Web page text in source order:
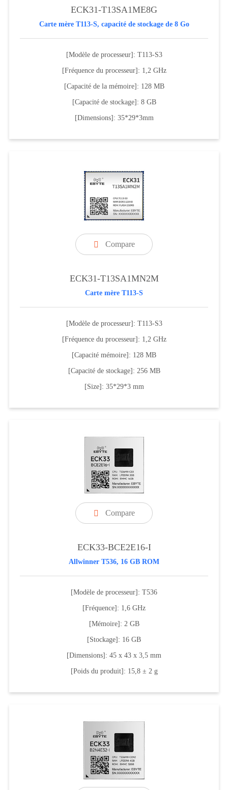
ECK31-T13SA1ME8G
Carte mère T113-S, capacité de stockage de 8 Go
[Modèle de processeur]: T113-S3
[Fréquence du processeur]: 1,2 GHz
[Capacité de la mémoire]: 128 MB
[Capacité de stockage]: 8 GB
[Dimensions]: 35*29*3mm
 Compare
ECK31-T13SA1MN2M
Carte mère T113-S
[Modèle de processeur]: T113-S3
[Fréquence du processeur]: 1,2 GHz
[Capacité mémoire]: 128 MB
[Capacité de stockage]: 256 MB
[Size]: 35*29*3 mm
 Compare
ECK33-BCE2E16-I
Allwinner T536, 16 GB ROM
[Modèle de processeur]: T536
[Fréquence]: 1,6 GHz
[Mémoire]: 2 GB
[Stockage]: 16 GB
[Dimensions]: 45 x 43 x 3,5 mm
[Poids du produit]: 15,8 ± 2 g